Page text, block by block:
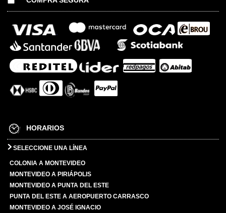
HORARIOS
SELECCIONE UNA LÍNEA
COLONIA A MONTEVIDEO
MONTEVIDEO A PIRIÁPOLIS
MONTEVIDEO A PUNTA DEL ESTE
PUNTA DEL ESTE A AEROPUERTO CARRASCO
MONTEVIDEO A JOSÉ IGNACIO